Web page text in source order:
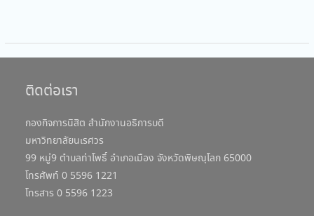
ติดต่อเรา
กองกิจการนิสิต สำนักงานอธิการบดี
มหาวิทยาลัยนเรศวร
99 หมู่9 ตำบลท่าโพธิ์ อำเภอเมือง จังหวัดพิษณุโลก 65000
โทรศัพท์ 0 5596 1221
โทรสาร 0 5596 1223